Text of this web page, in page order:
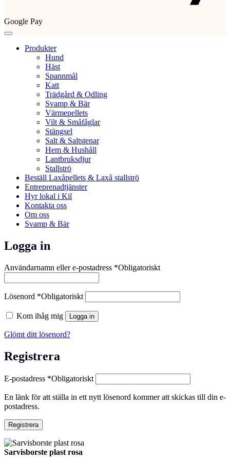
Google Pay
Produkter
Hund
Häst
Spannmål
Katt
Trädgård & Odling
Svamp & Bär
Värmepellets
Vilt & Småfåglar
Stängsel
Salt & Saltstenar
Hem & Hushåll
Lantbruksdjur
Stallströ
Beställ Laxåpellets & Laxå stallströ
Entreprenadtjänster
Hyr lokal i Kil
Kontakta oss
Om oss
Svamp & Bär
Logga in
Användarnamn eller e-postadress *Obligatoriskt
Lösenord *Obligatoriskt
Kom ihåg mig Logga in
Glömt ditt lösenord?
Registrera
E-postadress *Obligatoriskt
En länk för att ställa in ett nytt lösenord kommer att skickas till din e-
postadress.
Registrera
Sarvisborste plast rosa